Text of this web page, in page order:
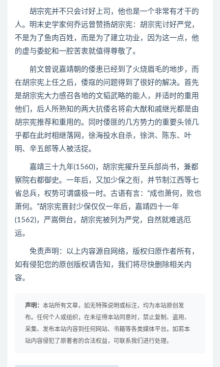
胡宗宪并不只会讨好上司，他也是一个非常有才干的
人。明末史学家何乔远曾赞扬胡宗宪：胡宗宪讨好严党，
不是为了鱼肉百姓，而是为了建立功业，因为这一点，他
的虚与委蛇和一腔苦衷就值得尊敬了。
前文曾说嘉靖朝的倭患已经到了火烧眉毛的地步，而
在胡宗宪上任之后，倭寇的问题得到了很好的解决。首先
是胡宗宪大力感召各地的文韬武略的能人，并适时的重用
他们，后人所熟知的两大抗倭名将俞大猷和戚继光都是由
胡宗宪推荐和重用的。同时倭匪的几方势力的重要头领几
乎都在此时相继落网，徐海投水自杀，徐洪、陈东、叶
明、辛五郎等人被活捉。
嘉靖三十九年(1560)，胡宗宪擢升至兵部尚书，兼都
察院右都御史。一年后，又加少保之衔，并节制江西等七
省总兵，权势可谓盛极一时。古语有言：“成也萧何，败也
萧何。”胡宗宪晋封少保仅仅一年后，嘉靖四十一年
(1562)，严嵩倒台，胡宗宪被列为严党，自然就难逃厄
运。
免责声明：以上内容源自网络，版权归原作者所有，
如有侵犯您的原创版权请告知，我们将尽快删除相关内
容。
声明： 本站所有文章，如无特殊说明或标注，均为本站原创发
布。任何个人或组织，在未征得本站同意时，禁止复制、盗用、
采集、发布本站内容到任何网站、书籍等各类媒体平台。如若本
站内容侵犯了原著者的合法权益，可联系我们进行处理。